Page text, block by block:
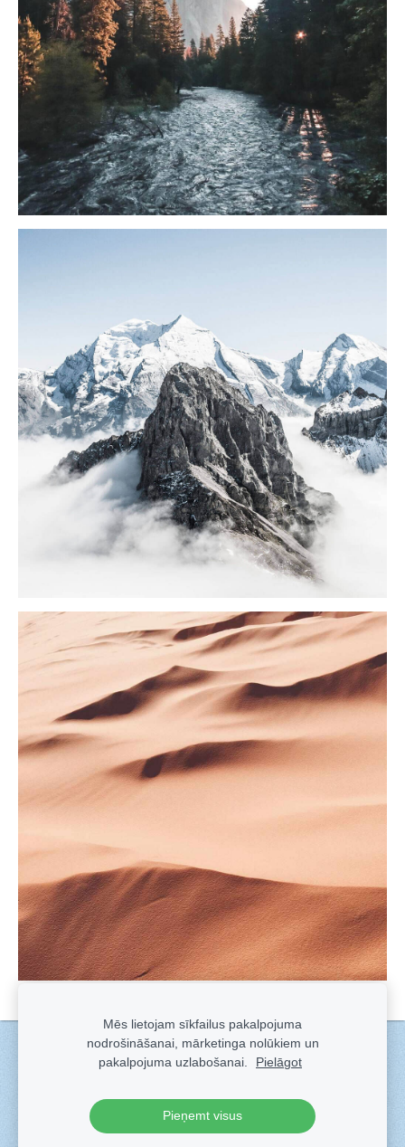
Sīkdatnes
Veidots arSadarbe- labo mājas lapu ģeneratoru.
Mēs lietojam sīkfailus pakalpojuma
nodrošināšanai, mārketinga nolūkiem un
pakalpojuma uzlabošanai.
Pielāgot
Pieņemt visus